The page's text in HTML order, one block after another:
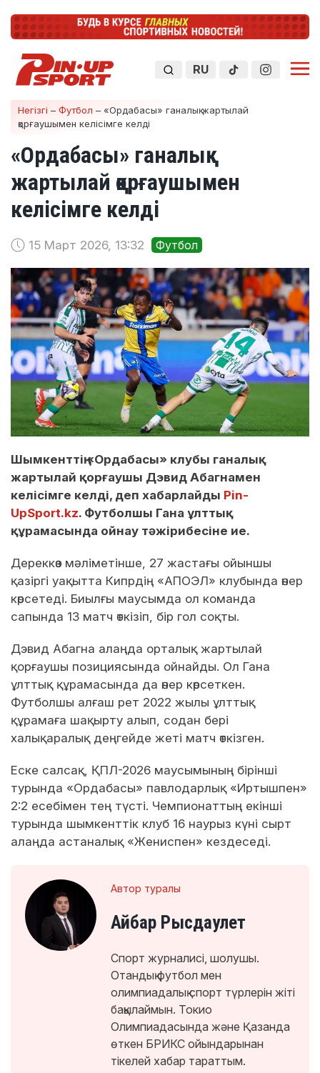
RU
Негізгі – Футбол – «Ордабасы» ганалық жартылай
қорғаушымен келісімге келді
«Ордабасы» ганалық
жартылай қорғаушымен
келісімге келді
15 Март 2026, 13:32 Футбол
Шымкенттің «Ордабасы» клубы ганалық
жартылай қорғаушы Дэвид Абагнамен
келісімге келді, деп хабарлайды Pin-
UpSport.kz. Футболшы Гана ұлттық
құрамасында ойнау тәжірибесіне ие.
Дереккөз мәліметінше, 27 жастағы ойыншы
қазіргі уақытта Кипрдің «АПОЭЛ» клубында өнер
көрсетеді. Биылғы маусымда ол команда
сапында 13 матч өткізіп, бір гол соқты.
Дэвид Абагна алаңда орталық жартылай
қорғаушы позициясында ойнайды. Ол Гана
ұлттық құрамасында да өнер көрсеткен.
Футболшы алғаш рет 2022 жылы ұлттық
құрамаға шақырту алып, содан бері
халықаралық деңгейде жеті матч өткізген.
Еске салсақ, ҚПЛ-2026 маусымының бірінші
турында «Ордабасы» павлодарлық «Иртышпен»
2:2 есебімен тең түсті. Чемпионаттың екінші
турында шымкенттік клуб 16 наурыз күні сырт
алаңда астаналық «Жениспен» кездеседі.
Автор туралы
Айбар Рысдаулет
Спорт журналисі, шолушы.
Отандық футбол мен
олимпиадалық спорт түрлерін жіті
бақылаймын. Токио
Олимпиадасында және Қазанда
өткен БРИКС ойындарынан
тікелей хабар тараттым.